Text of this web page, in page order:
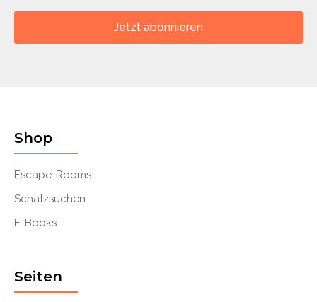
Jetzt abonnieren
Shop
Escape-Rooms
Schatzsuchen
E-Books
Seiten